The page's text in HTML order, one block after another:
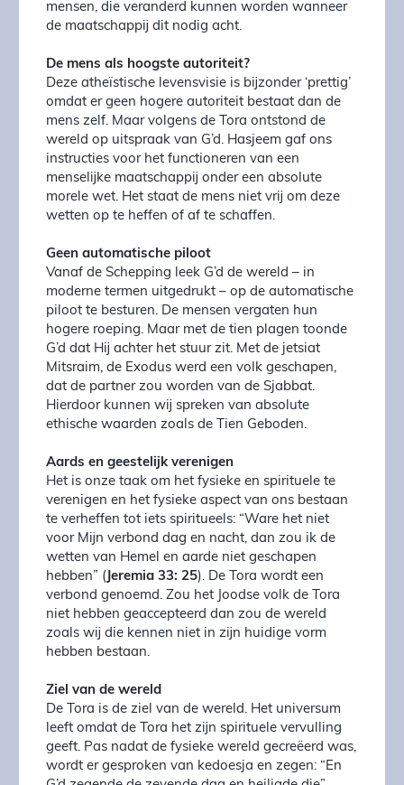
mensen, die veranderd kunnen worden wanneer
de maatschappij dit nodig acht.
De mens als hoogste autoriteit?
Deze atheïstische levensvisie is bijzonder ‘prettig’
omdat er geen hogere autoriteit bestaat dan de
mens zelf. Maar volgens de Tora ontstond de
wereld op uitspraak van G’d. Hasjeem gaf ons
instructies voor het functioneren van een
menselijke maatschappij onder een absolute
morele wet. Het staat de mens niet vrij om deze
wetten op te heffen of af te schaffen.
Geen automatische piloot
Vanaf de Schepping leek G’d de wereld – in
moderne termen uitgedrukt – op de automatische
piloot te besturen. De mensen vergaten hun
hogere roeping. Maar met de tien plagen toonde
G’d dat Hij achter het stuur zit. Met de jetsiat
Mitsraim, de Exodus werd een volk geschapen,
dat de partner zou worden van de Sjabbat.
Hierdoor kunnen wij spreken van absolute
ethische waarden zoals de Tien Geboden.
Aards en geestelijk verenigen
Het is onze taak om het fysieke en spirituele te
verenigen en het fysieke aspect van ons bestaan
te verheffen tot iets spiritueels: “Ware het niet
voor Mijn verbond dag en nacht, dan zou ik de
wetten van Hemel en aarde niet geschapen
hebben” ( Jeremia 33: 25). De Tora wordt een
verbond genoemd. Zou het Joodse volk de Tora
niet hebben geaccepteerd dan zou de wereld
zoals wij die kennen niet in zijn huidige vorm
hebben bestaan.
Ziel van de wereld
De Tora is de ziel van de wereld. Het universum
leeft omdat de Tora het zijn spirituele vervulling
geeft. Pas nadat de fysieke wereld gecreëerd was,
wordt er gesproken van kedoesja en zegen: “En